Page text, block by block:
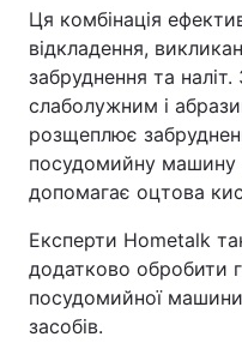
Ця комбінація
відкладення,
забруднення та
слаболужним і
розщеплює
посудомийну машину
допомагає оцтова
Експерти Hometalk
додатково обробити
посудомийної
засобів.